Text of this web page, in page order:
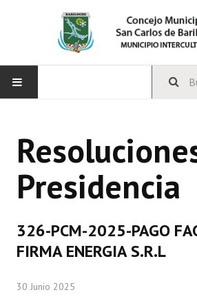
CONCEJO
Bloques Políticos
Comisiones Permanentes
Presidencia
326-PCM-2025-PAGO
FIRMA ENERGIA S.R.L
30 Junio 2025